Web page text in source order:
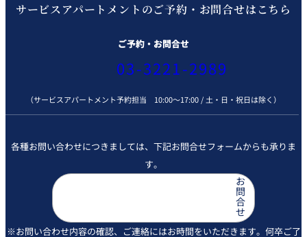
サービスアパートメントのご予約・お問合せはこちら
ご予約・お問合せ
03-3221-2989
（サービスアパートメント予約担当 10:00～17:00 / 土・日・祝日は除く）
各種お問い合わせにつきましては、下記お問合せフォームからも承りま
す。
お
問
合
せ
※お問い合わせ内容の確認、ご連絡にはお時間をいただきます。何卒ご了